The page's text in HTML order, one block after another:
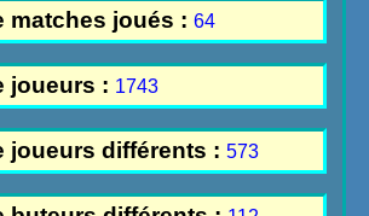
matches joués :64
joueurs : 1743
joueurs différents :573